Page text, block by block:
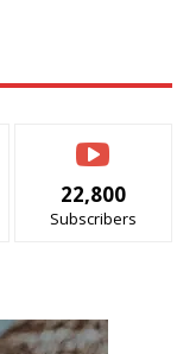
22,800
Subscribers